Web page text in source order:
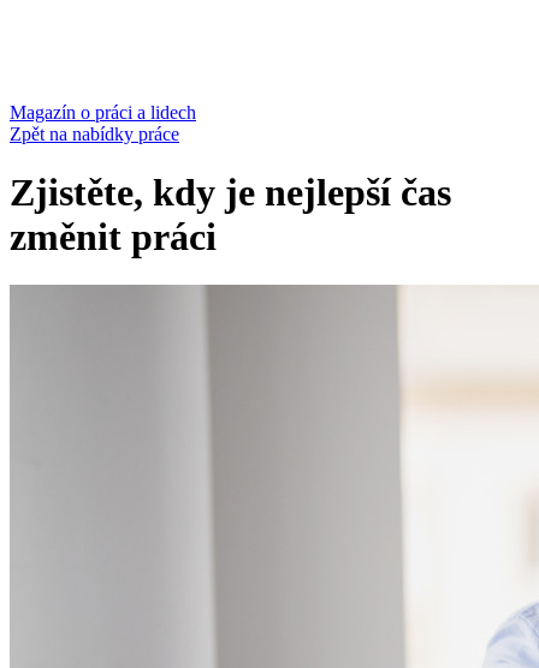
Magazín o práci a lidech
Zpět na nabídky práce
Zjistěte, kdy je nejlepší čas
změnit práci